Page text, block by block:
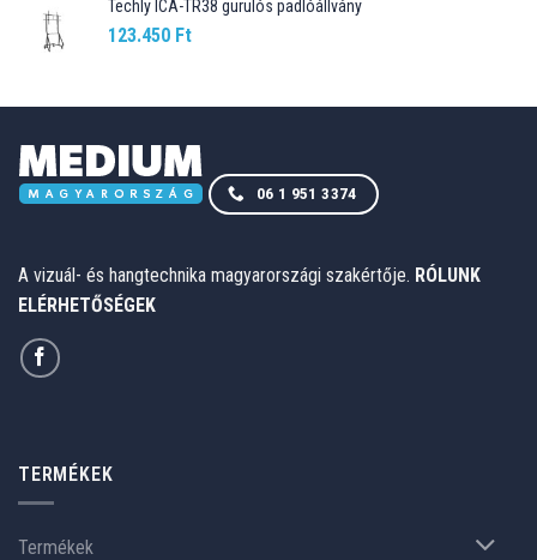
Techly ICA-TR38 gurulós padlóállvány
123.450 Ft
06 1 951 3374
A vizuál- és hangtechnika magyarországi szakértője. RÓLUNK
ELÉRHETŐSÉGEK
TERMÉKEK
Termékek